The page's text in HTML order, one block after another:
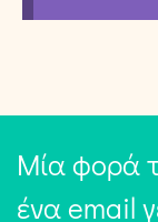
Μία φορά
ένα email